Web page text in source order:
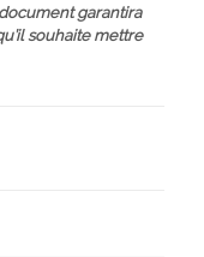
garantira
souhaite mettre